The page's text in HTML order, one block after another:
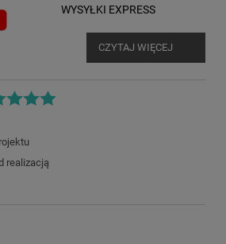
WYSYŁKI EXPRESS
CZYTAJ WIĘCEJ
realizacją